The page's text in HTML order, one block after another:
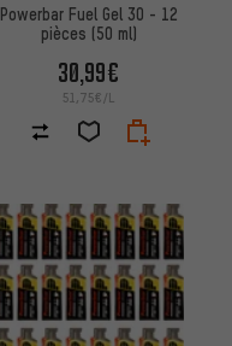
Powerbar Fuel Gel 30 - 12
pièces (50 ml)
30,99€
51,75€/L